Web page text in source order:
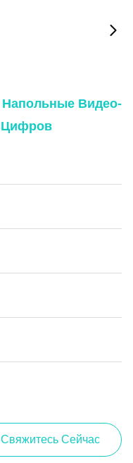
Напольные Видео-
Цифров
Свяжитесь Сейчас